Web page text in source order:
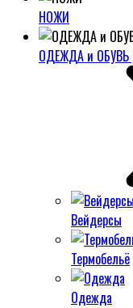
НОЖИ
ОДЕЖДА и
Вейдерсы
Термобельё
Одежда